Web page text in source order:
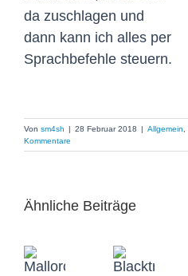
da zuschlagen und
dann kann ich alles per
Sprachbefehle steuern.
Von sm4sh | 28 Februar 2018 | Allgemein
Kommentare
Ähnliche Beiträge